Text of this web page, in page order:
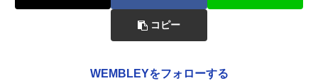
コピー
WEMBLEYをフォローする